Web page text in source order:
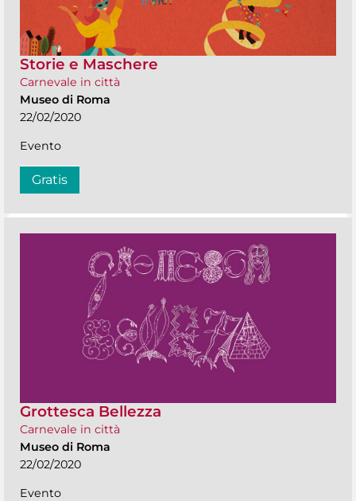
Storie e Maschere
Carnevale in città
Museo di Roma
22/02/2020
Evento
Gratis
Grottesca Bellezza
Carnevale in città
Museo di Roma
22/02/2020
Evento